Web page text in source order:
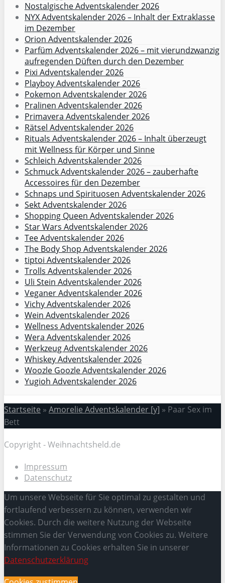
Nostalgische Adventskalender 2026
NYX Adventskalender 2026 – Inhalt der Extraklasse
im Dezember
Orion Adventskalender 2026
Parfüm Adventskalender 2026 – mit vierundzwanzig
aufregenden Düften durch den Dezember
Pixi Adventskalender 2026
Playboy Adventskalender 2026
Pokemon Adventskalender 2026
Pralinen Adventskalender 2026
Primavera Adventskalender 2026
Rätsel Adventskalender 2026
Rituals Adventskalender 2026 – Inhalt überzeugt
mit Wellness für Körper und Sinne
Schleich Adventskalender 2026
Schmuck Adventskalender 2026 – zauberhafte
Accessoires für den Dezember
Schnaps und Spirituosen Adventskalender 2026
Sekt Adventskalender 2026
Shopping Queen Adventskalender 2026
Star Wars Adventskalender 2026
Tee Adventskalender 2026
The Body Shop Adventskalender 2026
tiptoi Adventskalender 2026
Trolls Adventskalender 2026
Uli Stein Adventskalender 2026
Veganer Adventskalender 2026
Vichy Adventskalender 2026
Wein Adventskalender 2026
Wellness Adventskalender 2026
Wera Adventskalender 2026
Werkzeug Adventskalender 2026
Whiskey Adventskalender 2026
Woozle Goozle Adventskalender 2026
Yugioh Adventskalender 2026
Startseite » Amorelie Adventskalender [y] » Paar Sex im
Bett
Copyright - Weihnachtsheld.de
Impressum
Datenschutz
Um unsere Webseite für Sie optimal zu gestalten und
fortlaufend verbessern zu können, verwenden wir
Cookies. Durch die weitere Nutzung der Webseite
stimmen Sie der Verwendung von Cookies zu. Weitere
Informationen zu Cookies erhalten Sie in unserer
Datenschutzerklärung